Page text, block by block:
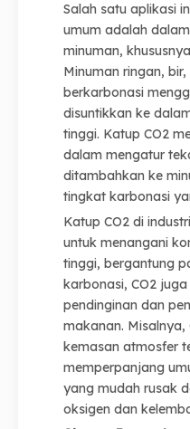
Salah satu aplikasi
umum adalah
minuman,
Minuman ringan,
berkarbonasi
disuntikkan ke
tinggi. Katup CO2
dalam mengatur
ditambahkan ke
tingkat karbonasi
Katup CO2 di
untuk menangani
tinggi, bergantung
karbonasi, CO2
pendinginan dan
makanan. Misalnya,
kemasan atmosfer
memperpanjang
yang mudah rusak
oksigen dan